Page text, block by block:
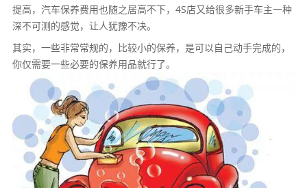
提高，汽车保养费用也随之居高不下， 4S店又给很多新手车主一种
深不可测的感觉，让人犹豫不决。
其实，一些非常常规的，比较小的保养，是可以自己动手完成的，
你仅需要一些必要的保养用品就行了。